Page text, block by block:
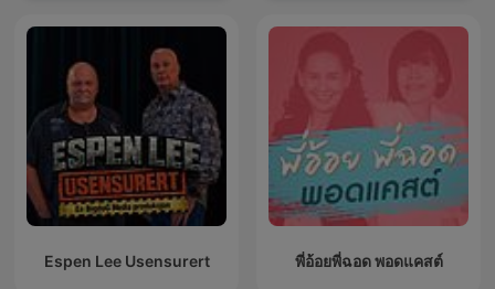
Espen Lee Usensurert พี่อ้อยพี่ฉอด พอดแคสต์